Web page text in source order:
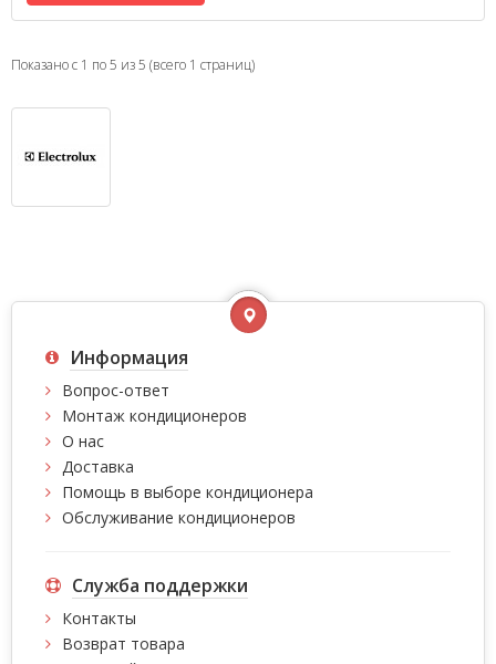
Показано с 1 по 5 из 5 (всего 1 страниц)
Информация
Вопрос-ответ
Монтаж кондиционеров
О нас
Доставка
Помощь в выборе кондиционера
Обслуживание кондиционеров
Служба поддержки
Контакты
Возврат товара